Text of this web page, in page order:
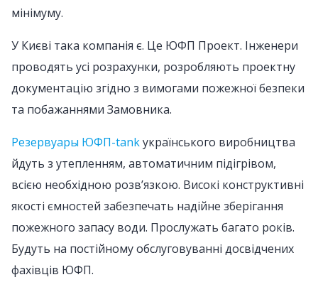
мінімуму.
У Києві така компанія є. Це ЮФП Проект. Інженери
проводять усі розрахунки, розробляють проектну
документацію згідно з вимогами пожежної безпеки
та побажаннями Замовника.
Резервуары ЮФП-tankукраїнського виробництва
йдуть з утепленням, автоматичним підігрівом,
всією необхідною розв’язкою. Високі конструктивні
якості ємностей забезпечать надійне зберігання
пожежного запасу води. Прослужать багато років.
Будуть на постійному обслуговуванні досвідчених
фахівців ЮФП.